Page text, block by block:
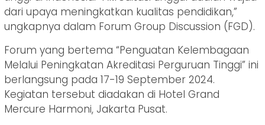
dari upaya meningkatkan kualitas pendidikan,”
ungkapnya dalam Forum Group Discussion (FGD).
Forum yang bertema “Penguatan Kelembagaan
Melalui Peningkatan Akreditasi Perguruan Tinggi” ini
berlangsung pada 17-19 September 2024.
Kegiatan tersebut diadakan di Hotel Grand
Mercure Harmoni, Jakarta Pusat.